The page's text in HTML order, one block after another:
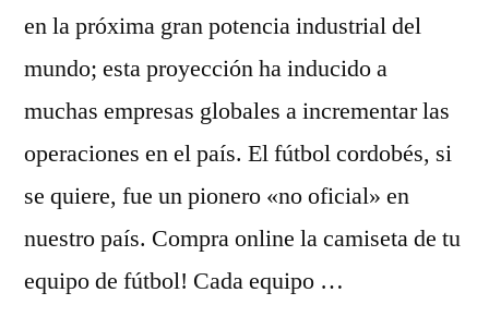
en la próxima gran potencia industrial del
mundo; esta proyección ha inducido a
muchas empresas globales a incrementar las
operaciones en el país. El fútbol cordobés, si
se quiere, fue un pionero «no oficial» en
nuestro país. Compra online la camiseta de tu
equipo de fútbol! Cada equipo …